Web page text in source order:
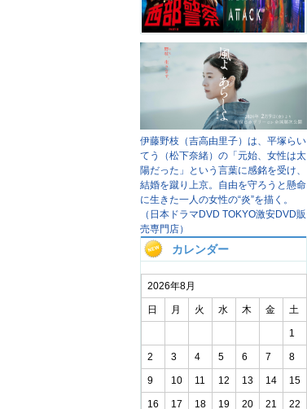
伊藤野枝（吉高由里子）は、平塚らい
てう（松下奈緒）の「元始、女性は太
陽だった」という言葉に感銘を受け、
結婚を蹴り上京。自由を守ろうと懸命
に生きた一人の女性の“炎”を描く。
（日本ドラマDVD TOKYO激安DVD販
売専門店）
カレンダー
2026年8月
日 月 火 水 木 金 土
1
2 3 4 5 6 7 8
9 10 11 12 13 14 15
16 17 18 19 20 21 22